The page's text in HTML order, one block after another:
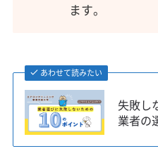
ます。
あわせて読みたい
失敗し
業者の